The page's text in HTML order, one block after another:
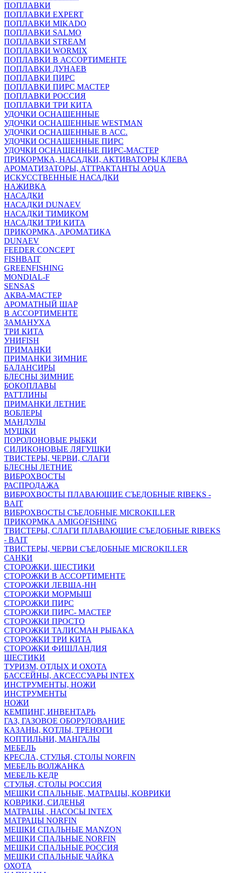
ПОПЛАВКИ
ПОПЛАВКИ EXPERT
ПОПЛАВКИ MIKADO
ПОПЛАВКИ SALMO
ПОПЛАВКИ STREAM
ПОПЛАВКИ WORMIX
ПОПЛАВКИ В АССОРТИМЕНТЕ
ПОПЛАВКИ ДУНАЕВ
ПОПЛАВКИ ПИРС
ПОПЛАВКИ ПИРС МАСТЕР
ПОПЛАВКИ РОССИЯ
ПОПЛАВКИ ТРИ КИТА
УДОЧКИ ОСНАЩЕННЫЕ
УДОЧКИ ОСНАЩЕННЫЕ WESTMAN
УДОЧКИ ОСНАЩЕННЫЕ В АСС.
УДОЧКИ ОСНАЩЕННЫЕ ПИРС
УДОЧКИ ОСНАЩЕННЫЕ ПИРС-МАСТЕР
ПРИКОРМКА, НАСАДКИ, АКТИВАТОРЫ КЛЕВА
АРОМАТИЗАТОРЫ, АТТРАКТАНТЫ AQUA
ИСКУССТВЕННЫЕ НАСАДКИ
НАЖИВКА
НАСАДКИ
НАСАДКИ DUNAEV
НАСАДКИ ТИМИКОМ
НАСАДКИ ТРИ КИТА
ПРИКОРМКА, АРОМАТИКА
DUNAEV
FEEDER CONCEPT
FISHBAIT
GREENFISHING
MONDIAL-F
SENSAS
АКВА-МАСТЕР
АРОМАТНЫЙ ШАР
В АССОРТИМЕНТЕ
ЗАМАНУХА
ТРИ КИТА
УНИFISH
ПРИМАНКИ
ПРИМАНКИ ЗИМНИЕ
БАЛАНСИРЫ
БЛЕСНЫ ЗИМНИЕ
БОКОПЛАВЫ
РАТТЛИНЫ
ПРИМАНКИ ЛЕТНИЕ
ВОБЛЕРЫ
МАНДУЛЫ
МУШКИ
ПОРОЛОНОВЫЕ РЫБКИ
СИЛИКОНОВЫЕ ЛЯГУШКИ
ТВИСТЕРЫ, ЧЕРВИ, СЛАГИ
БЛЕСНЫ ЛЕТНИЕ
ВИБРОХВОСТЫ
РАСПРОДАЖА
ВИБРОХВОСТЫ ПЛАВАЮЩИЕ СЪЕДОБНЫЕ RIBEKS -
BAIT
ВИБРОХВОСТЫ СЪЕДОБНЫЕ MICROKILLER
ПРИКОРМКА AMIGOFISHING
ТВИСТЕРЫ, СЛАГИ ПЛАВАЮЩИЕ СЪЕДОБНЫЕ RIBEKS
- BAIT
ТВИСТЕРЫ, ЧЕРВИ СЪЕДОБНЫЕ MICROKILLER
САНКИ
СТОРОЖКИ, ШЕСТИКИ
СТОРОЖКИ В АССОРТИМЕНТЕ
СТОРОЖКИ ЛЕВША-НН
СТОРОЖКИ МОРМЫШ
СТОРОЖКИ ПИРС
СТОРОЖКИ ПИРС- МАСТЕР
СТОРОЖКИ ПРОСТО
СТОРОЖКИ ТАЛИСМАН РЫБАКА
СТОРОЖКИ ТРИ КИТА
СТОРОЖКИ ФИШЛАНДИЯ
ШЕСТИКИ
ТУРИЗМ, ОТДЫХ И ОХОТА
БАССЕЙНЫ, АКСЕССУАРЫ INTEX
ИНСТРУМЕНТЫ, НОЖИ
ИНСТРУМЕНТЫ
НОЖИ
КЕМПИНГ, ИНВЕНТАРЬ
ГАЗ, ГАЗОВОЕ ОБОРУДОВАНИЕ
КАЗАНЫ, КОТЛЫ, ТРЕНОГИ
КОПТИЛЬНИ, МАНГАЛЫ
МЕБЕЛЬ
КРЕСЛА, СТУЛЬЯ, СТОЛЫ NORFIN
МЕБЕЛЬ ВОЛЖАНКА
МЕБЕЛЬ КЕДР
СТУЛЬЯ, СТОЛЫ РОССИЯ
МЕШКИ СПАЛЬНЫЕ, МАТРАЦЫ, КОВРИКИ
КОВРИКИ, СИДЕНЬЯ
МАТРАЦЫ , НАСОСЫ INTEX
МАТРАЦЫ NORFIN
МЕШКИ СПАЛЬНЫЕ MANZON
МЕШКИ СПАЛЬНЫЕ NORFIN
МЕШКИ СПАЛЬНЫЕ РОССИЯ
МЕШКИ СПАЛЬНЫЕ ЧАЙКА
ОХОТА